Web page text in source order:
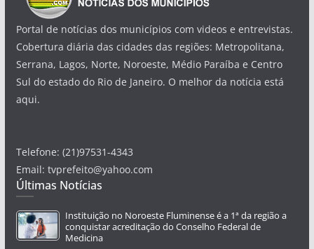
Portal de notícias dos municípios com videos e entrevistas.
Cobertura diária das cidades das regiões: Metropolitana,
Serrana, Lagos, Norte, Noroeste, Médio Paraíba e Centro
Sul do estado do Rio de Janeiro. O melhor da notícia está
aqui.
Telefone: (21)97531-4343
Email: tvprefeito@yahoo.com
Últimas Notícias
Instituição no Noroeste Fluminense é a 1ª da região a
conquistar acreditação do Conselho Federal de
Medicina